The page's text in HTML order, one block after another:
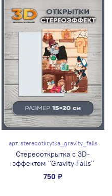
арт. stereootkrytka_gravity_falls
Стереооткрытка с 3D-
эффектом "Gravity Falls"
750 ₽